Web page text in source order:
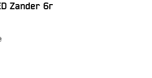
Zander 6г